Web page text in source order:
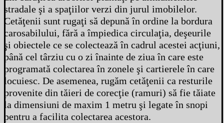
stradale şi a spaţiilor verzi din jurul imobilelor.
Cetăţenii sunt rugaţi să depună în ordine la bordura
carosabilului, fără a împiedica circulaţia, deşeurile
şi obiectele ce se colectează în cadrul acestei acţiuni,
până cel târziu cu o zi înainte de ziua în care este
programată colectarea în zonele şi cartierele în care
locuiesc. De asemenea, rugăm cetăţenii ca resturile
provenite din tăieri de corecţie (ramuri) să fie tăiate
la dimensiuni de maxim 1 metru şi legate în snopi
pentru a facilita colectarea acestora.